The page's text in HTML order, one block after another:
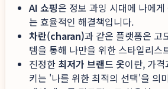
AI 쇼핑은 정보 과잉 시대에 나에
는 효율적인 해결책입니다.
차란(charan)과 같은 플랫폼은 고
템을 통해 나만을 위한 스타일리스
진정한 최저가 브랜드 옷이란, 가
키는 '나를 위한 최적의 선택'을 의